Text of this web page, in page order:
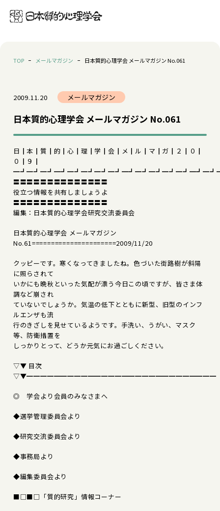
TOP メールマガジン 日本質的心理学会 メールマガジン No.061
2009.11.20 メールマガジン
日本質的心理学会 メールマガジン No.061
日┃本┃質┃的┃心┃理┃学┃会┃メ┃ル┃マ┃ガ┃２┃０┃
０┃９┃
〓〓〓〓〓〓〓〓〓〓〓〓〓〓
役立つ情報を共有しましょうよ
〓〓〓〓〓〓〓〓〓〓〓〓〓〓
編集：日本質的心理学会研究交流委員会
日本質的心理学会 メールマガジン
No.61======================2009/11/20
クッピーです。寒くなってきましたね。色づいた街路樹が斜陽
に照らされて
いかにも晩秋といった気配が漂う今日この頃ですが、皆さま体
調など崩され
ていないでしょうか。気温の低下とともに新型、旧型のインフ
ルエンザも流
行のきざしを見せているようです。手洗い、うがい、マスク
等、防衛措置を
しっかりとって、どうか元気にお過ごしください。
▽▼ 目次
▽▼━━━━━━━━━━━━━━━━━━━━━━━━━━━━
◎ 学会より会員のみなさまへ
◆選挙管理委員会より
◆研究交流委員会より
◆事務局より
◆編集委員会より
■□■□「質的研究」情報コーナー